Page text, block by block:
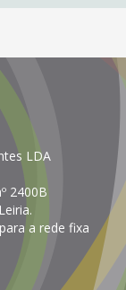
LDA
2400B
a rede fixa